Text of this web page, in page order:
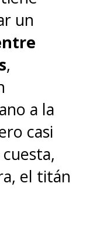
un
,
a la
casi
el titán